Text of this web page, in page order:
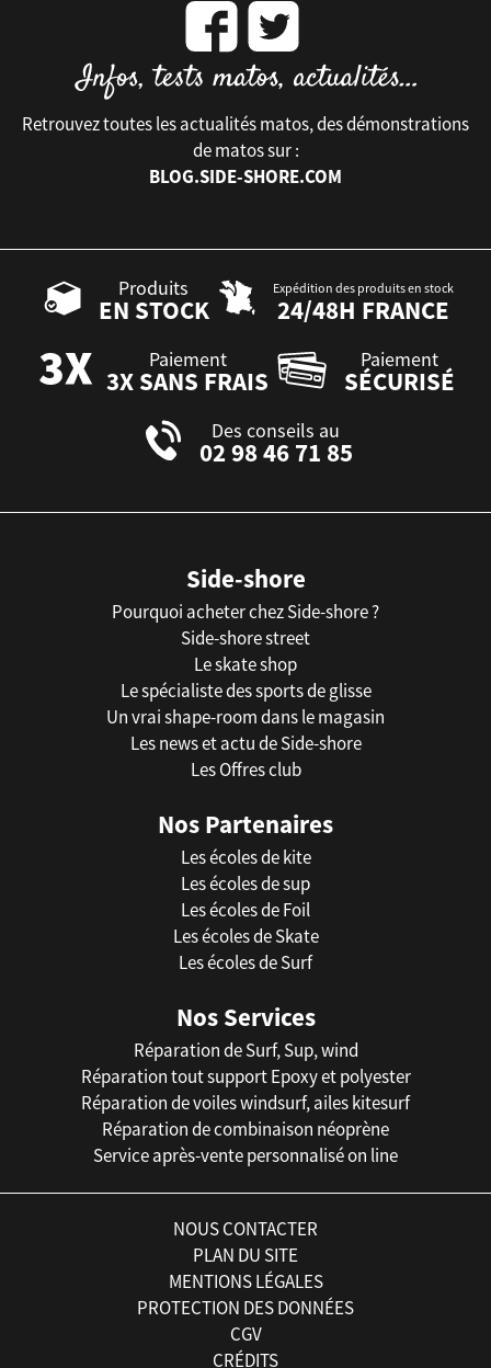
Retrouvez toutes les actualités matos, des démonstrations
de matos sur :
BLOG.SIDE-SHORE.COM
Produits
EN STOCK
Expédition des produits en stock
24/48H FRANCE
Paiement
3X SANS FRAIS
Paiement
SÉCURISÉ
Des conseils au
02 98 46 71 85
Side-shore
Pourquoi acheter chez Side-shore ?
Side-shore street
Le skate shop
Le spécialiste des sports de glisse
Un vrai shape-room dans le magasin
Les news et actu de Side-shore
Les Offres club
Nos Partenaires
Les écoles de kite
Les écoles de sup
Les écoles de Foil
Les écoles de Skate
Les écoles de Surf
Nos Services
Réparation de Surf, Sup, wind
Réparation tout support Epoxy et polyester
Réparation de voiles windsurf, ailes kitesurf
Réparation de combinaison néoprène
Service après-vente personnalisé on line
NOUS CONTACTER
PLAN DU SITE
MENTIONS LÉGALES
PROTECTION DES DONNÉES
CGV
CRÉDITS